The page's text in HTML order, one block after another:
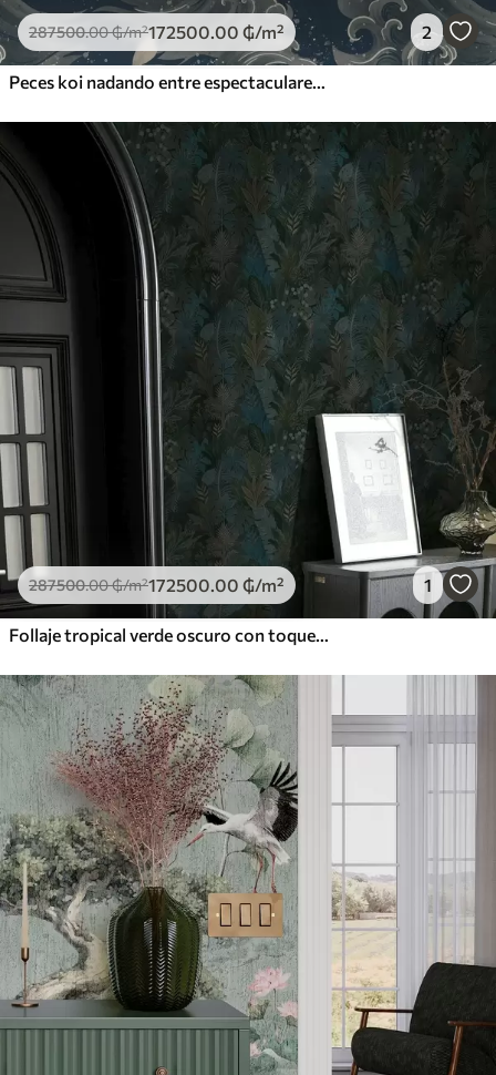
287500.00₲/m²172500.00 ₲/m² 2
Peces koi nadando entre espectaculares olas oceánicas
287500.00₲/m²172500.00 ₲/m² 1
Follaje tropical verde oscuro con toques azules